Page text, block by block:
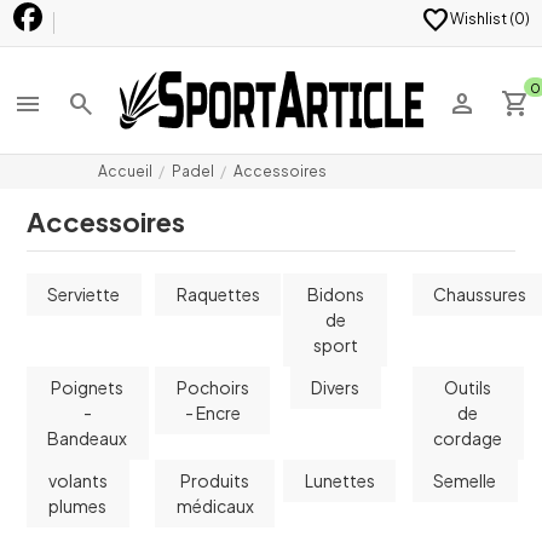
favoriteWishlist (0)
menu search person shopping_cart0
Accueil Padel Accessoires
Accessoires
Serviette Raquettes
Bidons
de
sport
Chaussures
Poignets
-
Bandeaux
Pochoirs
- Encre
Divers
Outils
de
cordage
volants
plumes
Produits
médicaux
Lunettes Semelle